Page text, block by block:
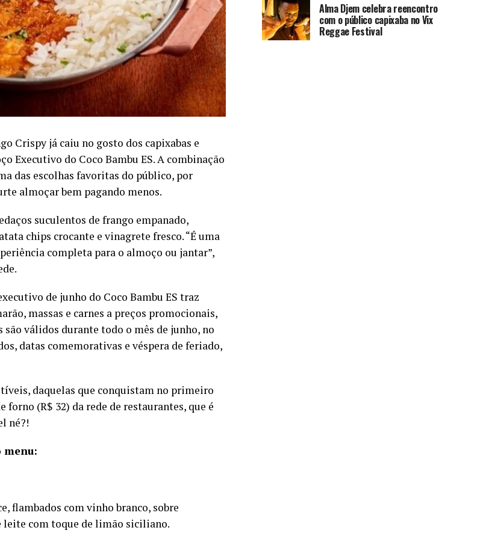
Crispy já caiu no gosto dos capixabas e
Executivo do Coco Bambu ES. A combinação
das escolhas favoritas do público, por
almoçar bem pagando menos.
suculentos de frango empanado,
chips crocante e vinagrete fresco. “É uma
completa para o almoço ou jantar”,
de junho do Coco Bambu ES traz
massas e carnes a preços promocionais,
são válidos durante todo o mês de junho, no
datas comemorativas e véspera de feriado,
daquelas que conquistam no primeiro
forno (R$ 32) da rede de restaurantes, que é
né?!
menu:
flambados com vinho branco, sobre
leite com toque de limão siciliano.
Alma Djem celebra reencontro
com o público capixaba no Vix
Reggae Festival